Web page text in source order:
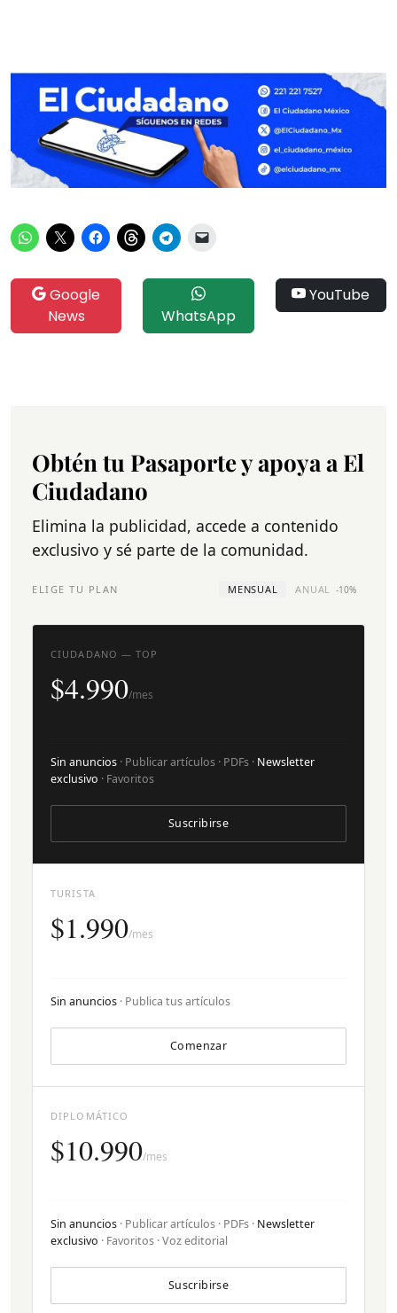
Google
News
WhatsApp
YouTube
Obtén tu Pasaporte y apoya a El
Ciudadano
Elimina la publicidad, accede a contenido
exclusivo y sé parte de la comunidad.
ELIGE TU PLAN MENSUAL ANUAL -10%
TURISTA
$1.990/mes
Sin anuncios · Publica tus artículos
Comenzar
CIUDADANO — TOP
$4.990/mes
Sin anuncios · Publicar artículos · PDFs · Newsletter
exclusivo · Favoritos
Suscribirse
DIPLOMÁTICO
$10.990/mes
Sin anuncios · Publicar artículos · PDFs · Newsletter
exclusivo · Favoritos · Voz editorial
Suscribirse